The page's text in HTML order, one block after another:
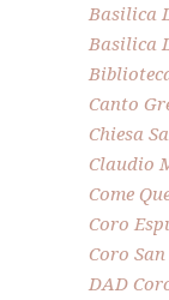
Basilica
Basilica
Canto
Chiesa
Claudio
Come
Coro
Coro
DAD